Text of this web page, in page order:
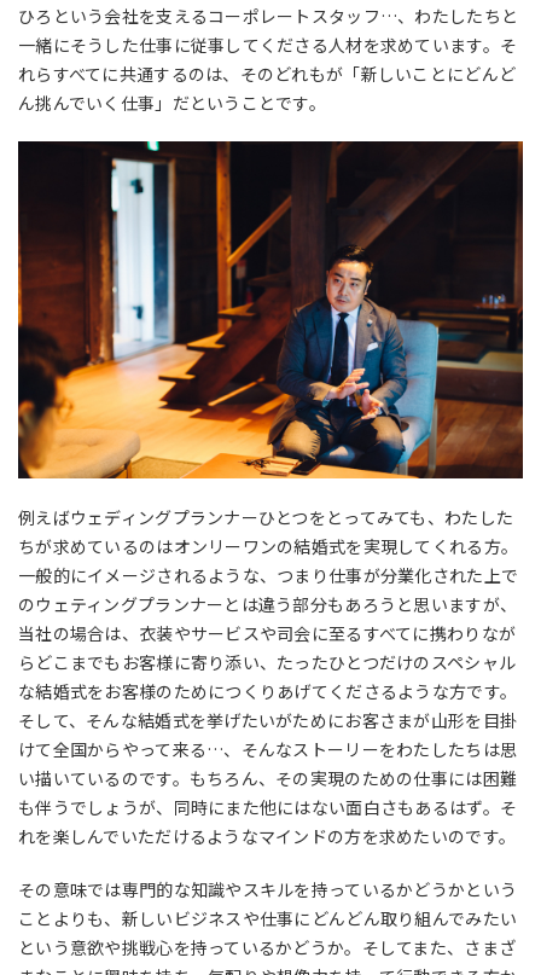
ひろという会社を支えるコーポレートスタッフ…、わたしたちと
一緒にそうした仕事に従事してくださる人材を求めています。そ
れらすべてに共通するのは、そのどれもが「新しいことにどんど
ん挑んでいく仕事」だということです。
例えばウェディングプランナーひとつをとってみても、わたした
ちが求めているのはオンリーワンの結婚式を実現してくれる方。
一般的にイメージされるような、つまり仕事が分業化された上で
のウェティングプランナーとは違う部分もあろうと思いますが、
当社の場合は、衣装やサービスや司会に至るすべてに携わりなが
らどこまでもお客様に寄り添い、たったひとつだけのスペシャル
な結婚式をお客様のためにつくりあげてくださるような方です。
そして、そんな結婚式を挙げたいがためにお客さまが山形を目掛
けて全国からやって来る…、そんなストーリーをわたしたちは思
い描いているのです。もちろん、その実現のための仕事には困難
も伴うでしょうが、同時にまた他にはない面白さもあるはず。そ
れを楽しんでいただけるようなマインドの方を求めたいのです。
その意味では専門的な知識やスキルを持っているかどうかという
ことよりも、新しいビジネスや仕事にどんどん取り組んでみたい
という意欲や挑戦心を持っているかどうか。そしてまた、さまざ